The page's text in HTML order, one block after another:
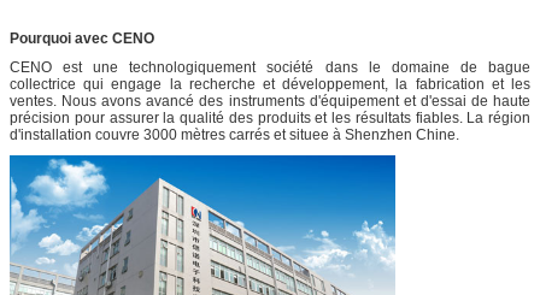
Pourquoi avec CENO
CENO est une technologiquement société dans le domaine de bague
collectrice qui engage la recherche et développement, la fabrication et les
ventes. Nous avons avancé des instruments d'équipement et d'essai de haute
précision pour assurer la qualité des produits et les résultats fiables. La région
d'installation couvre 3000 mètres carrés et situee à Shenzhen Chine.